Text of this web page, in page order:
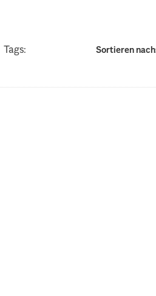
Sortieren nach
Tags: